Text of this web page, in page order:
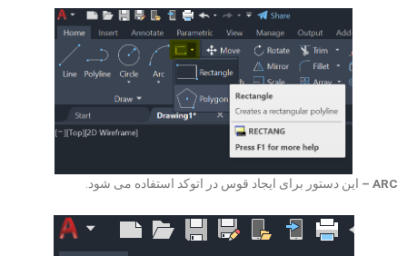
ARC – این دستور برای ایجاد قوس در اتوکد استفاده می شود.